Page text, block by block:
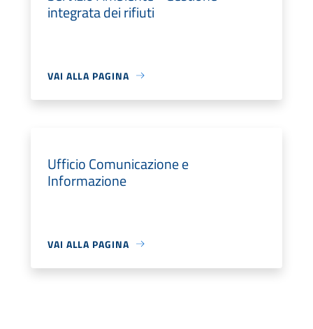
integrata dei rifiuti
VAI ALLA PAGINA
Ufficio Comunicazione e
Informazione
VAI ALLA PAGINA